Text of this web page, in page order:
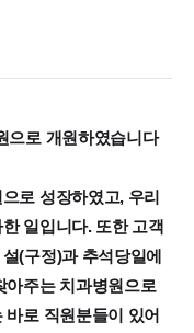
오프 / 토 또는 일 오
으로 개원하였습니다
로 성장하였고, 우리
일입니다. 또한 고객
(구정)과 추석당일에
아주는 치과병원으로
로 직원분들이 있어